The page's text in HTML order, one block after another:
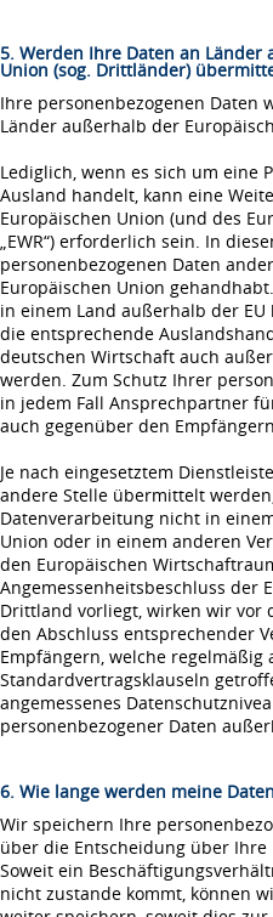
5. Werden Ihre Daten an
Union (sog. Drittländer)
Ihre personenbezogenen Daten
Länder außerhalb der
Lediglich, wenn es sich um eine
Ausland handelt, kann eine
Europäischen Union (und des
„EWR“) erforderlich sein. In
personenbezogenen Daten
Europäischen Union
in einem Land außerhalb der
die entsprechende
deutschen Wirtschaft auch
werden. Zum Schutz Ihrer
in jedem Fall Ansprechpartner
auch gegenüber den
Je nach eingesetztem
andere Stelle übermittelt
Datenverarbeitung nicht in
Union oder in einem anderen
den Europäischen
Angemessenheitsbeschluss der
Drittland vorliegt, wirken wir vor
den Abschluss entsprechender
Empfängern, welche regelmäßig
Standardvertragsklauseln
angemessenes
personenbezogener Daten
6. Wie lange werden meine
Wir speichern Ihre
über die Entscheidung über
Soweit ein
nicht zustande kommt, können